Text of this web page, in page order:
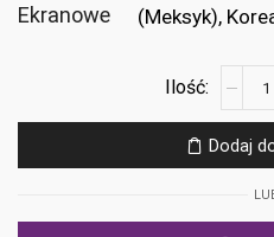
Ekranowe
(Meksyk),
Light
2
Dodaj